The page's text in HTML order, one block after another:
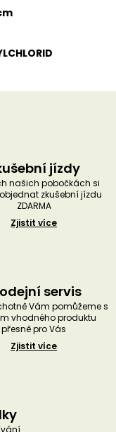
jízdy
našich pobočkách si
zkušební jízdu
ZDARMA
Zjistit více
servis
Vám pomůžeme s
vhodného produktu
přesně pro Vás
Zjistit více